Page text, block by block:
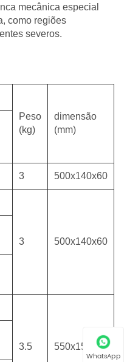
mecânica especial
como regiões
severos.
Peso
(kg)
dimensão
(mm)
3 500x140x60
3 500x140x60
3.5 550x150x60
WhatsApp